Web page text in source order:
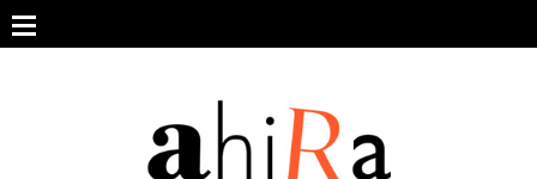
content
ARCHIVO DE REVISTAS